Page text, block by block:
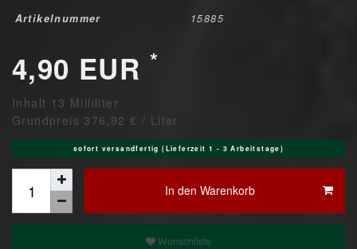
Artikelnummer 15885
4,90 EUR *
Inhalt 13 Milliliter
Grundpreis 376,92 € / Liter
sofort versandfertig (Lieferzeit 1 - 3 Arbeitstage)
In den Warenkorb
Wunschliste